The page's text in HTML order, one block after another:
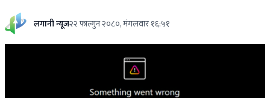
लगानी न्यूज२२ फाल्गुन २०८०, मंगलवार १६:५१